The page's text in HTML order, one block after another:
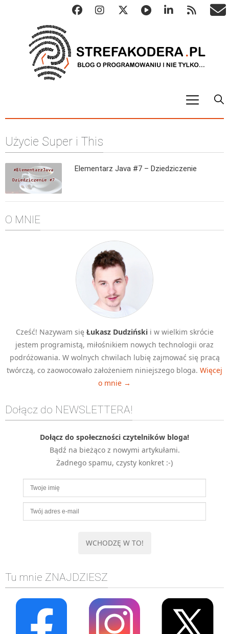
Metody numeryczne
Algorytmy wyszukiwania
Inne
C++
Elementarz Java
Pascal
HTML 5
CSS 3
Django
PHP
WordPress
MOBILE
Android
KONTROLA WERSJI
SQL
TESTOWANIE
SIECI
WYDARZENIA
BIZNES
Użycie Super i This
Elementarz Java #7 – Dziedziczenie
O MNIE
Cześć! Nazywam się Łukasz Dudzińskii w wielkim skrócie
jestem programistą, miłośnikiem nowych technologii oraz
podróżowania. W wolnych chwilach lubię zajmować się pracą
twórczą, co zaowocowało założeniem niniejszego bloga. Więcej
o mnie →
Dołącz do NEWSLETTERA!
Dołącz do społeczności czytelników bloga!
Bądź na bieżąco z nowymi artykułami.
Żadnego spamu, czysty konkret :-)
Tu mnie ZNAJDZIESZ